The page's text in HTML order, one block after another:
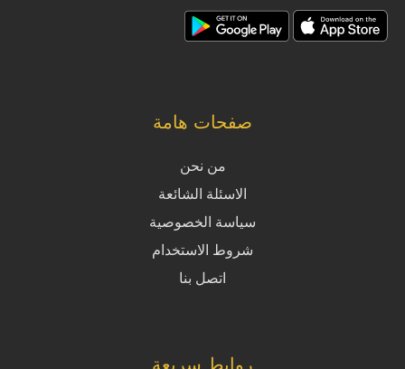
صفحات هامة
من نحن
الاسئلة الشائعة
سياسة الخصوصية
شروط الاستخدام
اتصل بنا
روابط سريعة